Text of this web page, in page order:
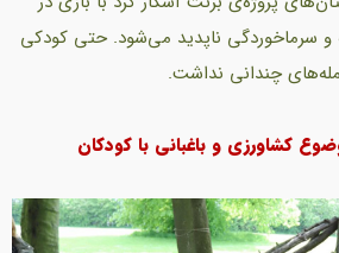
و سرماخوردگی ناپدید می‌شود. حتی كودكی
چندانی نداشت.
کشاورزی و باغبانی با کودکان